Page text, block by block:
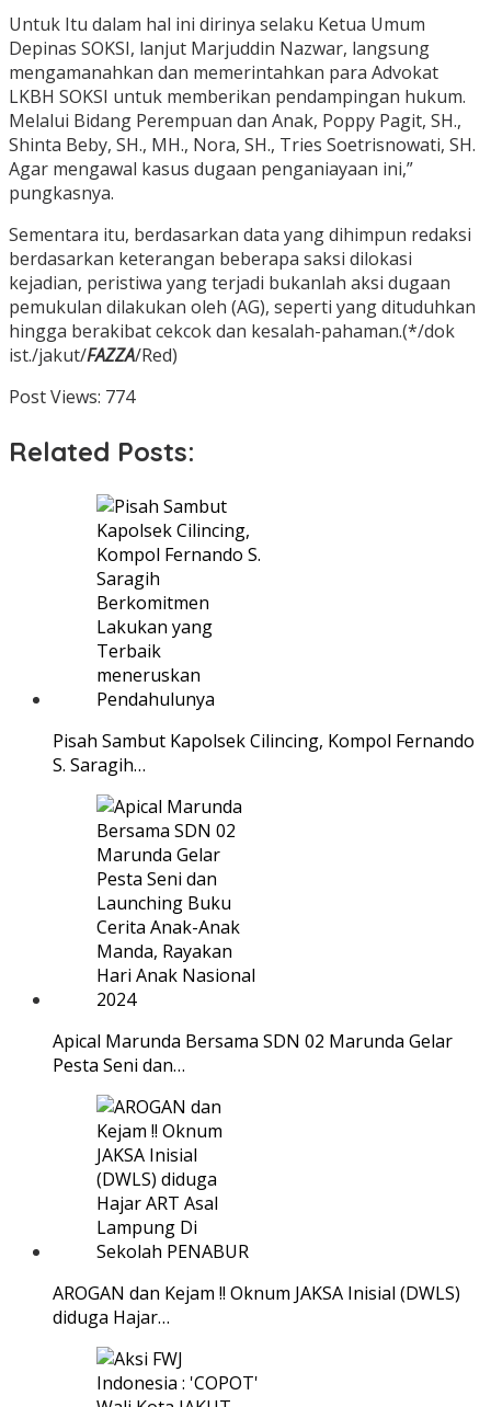
Untuk Itu dalam hal ini dirinya selaku Ketua Umum
Depinas SOKSI, lanjut Marjuddin Nazwar, langsung
mengamanahkan dan memerintahkan para Advokat
LKBH SOKSI untuk memberikan pendampingan hukum.
Melalui Bidang Perempuan dan Anak, Poppy Pagit, SH.,
Shinta Beby, SH., MH., Nora, SH., Tries Soetrisnowati, SH.
Agar mengawal kasus dugaan penganiayaan ini,”
pungkasnya.
Sementara itu, berdasarkan data yang dihimpun redaksi
berdasarkan keterangan beberapa saksi dilokasi
kejadian, peristiwa yang terjadi bukanlah aksi dugaan
pemukulan dilakukan oleh (AG), seperti yang dituduhkan
hingga berakibat cekcok dan kesalah-pahaman.(*/dok
ist./jakut/FAZZA/Red)
Post Views: 774
Related Posts:
Pisah Sambut Kapolsek Cilincing, Kompol Fernando
S. Saragih…
Apical Marunda Bersama SDN 02 Marunda Gelar
Pesta Seni dan…
AROGAN dan Kejam !! Oknum JAKSA Inisial (DWLS)
diduga Hajar…